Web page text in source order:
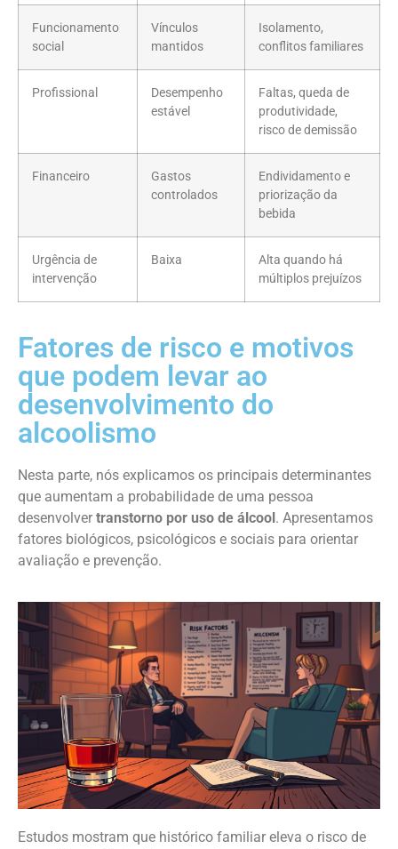
Funcionamento
social
Vínculos
mantidos
Isolamento,
conflitos familiares
Profissional
Desempenho
estável
Faltas, queda de
produtividade,
risco de demissão
Financeiro
Gastos
controlados
Endividamento e
priorização da
bebida
Urgência de
intervenção
Baixa
Alta quando há
múltiplos prejuízos
Fatores de risco e motivos
que podem levar ao
desenvolvimento do
alcoolismo
Nesta parte, nós explicamos os principais determinantes
que aumentam a probabilidade de uma pessoa
desenvolver transtorno por uso de álcool. Apresentamos
fatores biológicos, psicológicos e sociais para orientar
avaliação e prevenção.
Estudos mostram que histórico familiar eleva o risco de